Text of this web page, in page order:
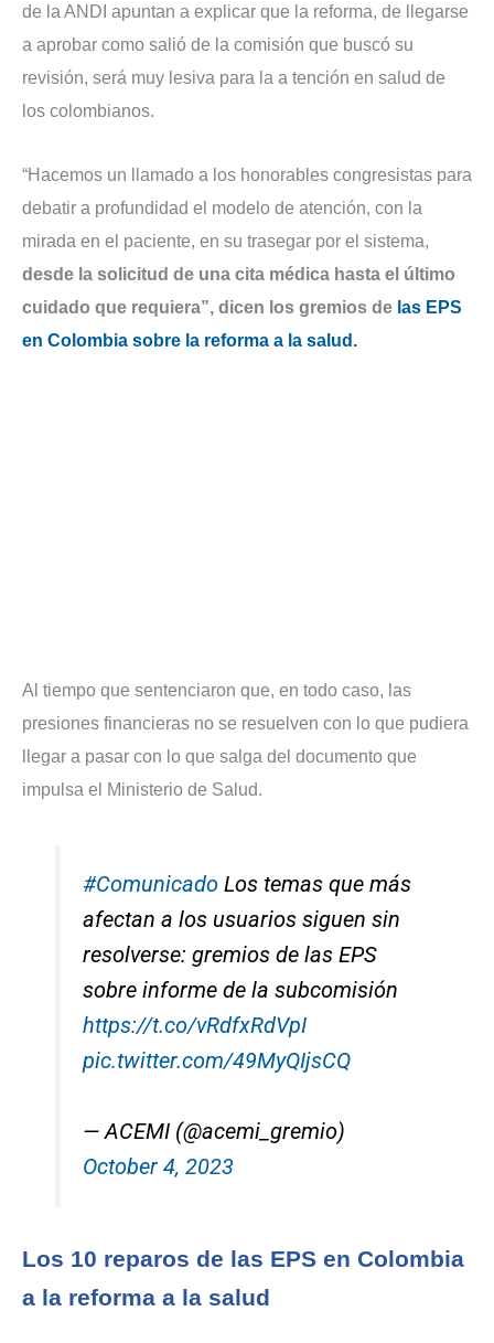
de la ANDI apuntan a explicar que la reforma, de llegarse
a aprobar como salió de la comisión que buscó su
revisión, será muy lesiva para la a tención en salud de
los colombianos.
“Hacemos un llamado a los honorables congresistas para
debatir a profundidad el modelo de atención, con la
mirada en el paciente, en su trasegar por el sistema,
desde la solicitud de una cita médica hasta el último
cuidado que requiera”, dicen los gremios de las EPS
en Colombia sobre la reforma a la salud.
Al tiempo que sentenciaron que, en todo caso, las
presiones financieras no se resuelven con lo que pudiera
llegar a pasar con lo que salga del documento que
impulsa el Ministerio de Salud.
#ComunicadoLos temas que más
afectan a los usuarios siguen sin
resolverse: gremios de las EPS
sobre informe de la subcomisión
https://t.co/vRdfxRdVpI
pic.twitter.com/49MyQIjsCQ
— ACEMI (@acemi_gremio)
October 4, 2023
Los 10 reparos de las EPS en Colombia
a la reforma a la salud